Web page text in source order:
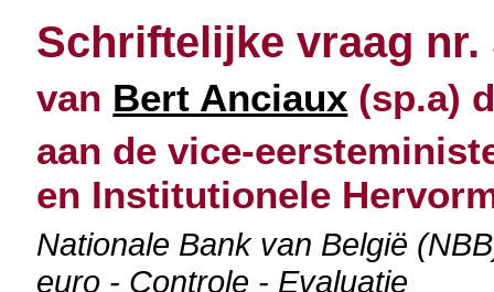
Schriftelijke vraag nr.
van Bert Anciaux (sp.a)
aan de vice-
en Institutionele
Nationale Bank van België
euro - Controle - Evaluatie